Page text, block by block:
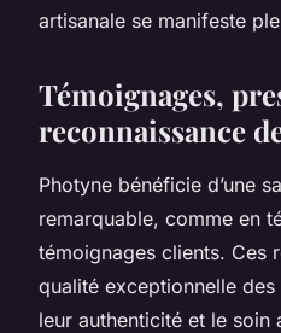
artisanale se manifeste
Témoignages,
reconnaissance
Photyne bénéficie d’une
remarquable, comme en
témoignages clients. Ces
qualité exceptionnelle
leur authenticité et le soin